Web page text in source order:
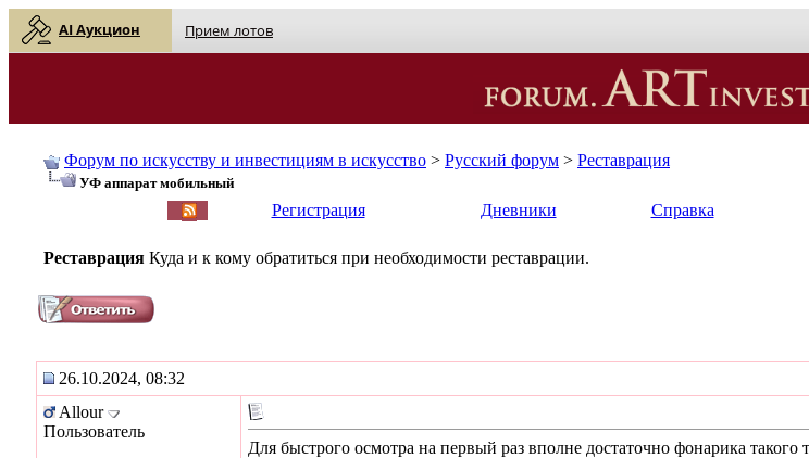
AI Аукцион Прием лотов
Форум по искусству и инвестициям в искусство > Русский форум > Реставрация
УФ аппарат мобильный
Регистрация Дневники Справка
Реставрация Куда и к кому обратиться при необходимости реставрации.
26.10.2024, 08:32
Allour
Пользователь
Для быстрого осмотра на первый раз вполне достаточно фонарика такого